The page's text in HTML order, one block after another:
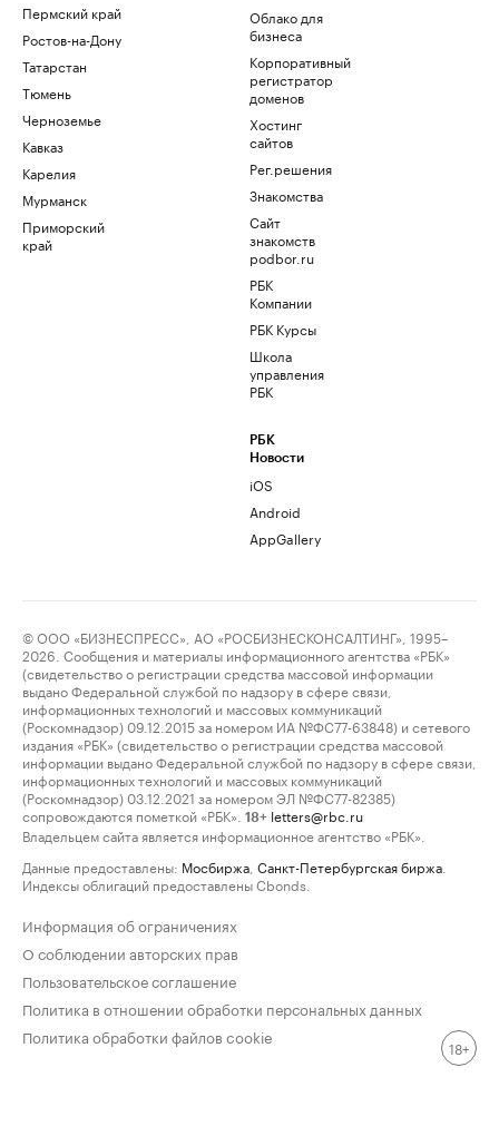
Пермский край
Ростов-на-Дону
Татарстан
Тюмень
Черноземье
Кавказ
Карелия
Мурманск
Приморский
край
Облако для
бизнеса
Корпоративный
регистратор
доменов
Хостинг
сайтов
Рег.решения
Знакомства
Сайт
знакомств
podbor.ru
РБК
Компании
РБК Курсы
Школа
управления
РБК
РБК
Новости
iOS
Android
AppGallery
© ООО «БИЗНЕСПРЕСС», АО «РОСБИЗНЕСКОНСАЛТИНГ», 1995–
2026. Сообщения и материалы информационного агентства «РБК»
(свидетельство о регистрации средства массовой информации
выдано Федеральной службой по надзору в сфере связи,
информационных технологий и массовых коммуникаций
(Роскомнадзор) 09.12.2015 за номером ИА №ФС77-63848) и сетевого
издания «РБК» (свидетельство о регистрации средства массовой
информации выдано Федеральной службой по надзору в сфере связи,
информационных технологий и массовых коммуникаций
(Роскомнадзор) 03.12.2021 за номером ЭЛ №ФС77-82385)
сопровождаются пометкой «РБК».
18+ letters@rbc.ru
Владельцем сайта является информационное агентство «РБК».
Данные предоставлены: Мосбиржа Санкт-Петербургская биржа
Индексы облигаций предоставлены Cbonds.
Информация об ограничениях
О соблюдении авторских прав
Пользовательское соглашение
Политика в отношении обработки персональных данных
Политика обработки файлов cookie
18+